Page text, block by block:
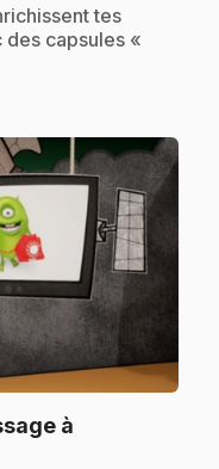
tes
capsules «
à